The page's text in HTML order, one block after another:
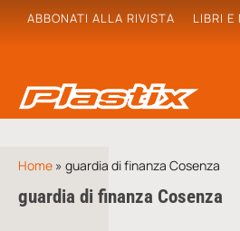
ABBONATI ALLA RIVISTA LIBRI E
Home » guardia di finanza Cosenza
guardia di finanza Cosenza